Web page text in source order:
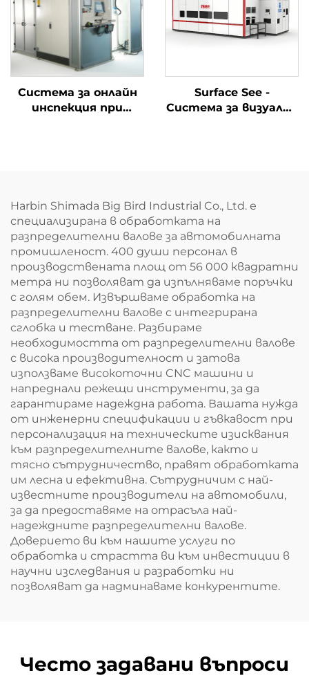
Система за онлайн
инспекция при
Surface See -
Система за визуална
Harbin Shimada Big Bird Industrial Co., Ltd. е
специализирана в обработката на
разпределителни валове за автомобилната
промишленост. 400 души персонал в
производствената площ от 56 000 квадратни
метра ни позволяват да изпълняваме поръчки
с голям обем. Извършваме обработка на
разпределителни валове с интегрирана
сглобка и тестване. Разбираме
необходимостта от разпределителни валове
с висока производителност и затова
използваме високоточни CNC машини и
напреднали режещи инструменти, за да
гарантираме надеждна работа. Вашата нужда
от инженерни спецификации и гъвкавост при
персонализация на техническите изисквания
към разпределителните валове, както и
тясно сътрудничество, правят обработката
им лесна и ефективна. Сътрудничим с най-
известните производители на автомобили,
за да предоставяме на отрасъла най-
надеждните разпределителни валове.
Доверието ви към нашите услуги по
обработка и страстта ви към инвестиции в
научни изследвания и разработки ни
позволяват да надминаваме конкурентите.
Често задавани въпроси